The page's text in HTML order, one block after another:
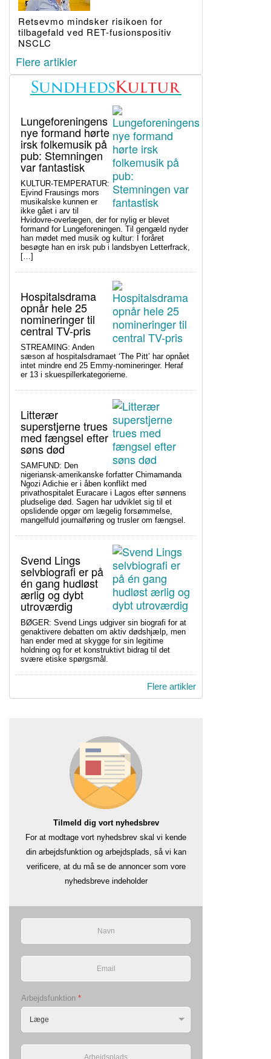
Retsevmo mindsker risikoen for
tilbagefald ved RET-fusionspositiv
NSCLC
Flere artikler
Lungeforeningens
nye formand hørte
irsk folkemusik på
pub: Stemningen
var fantastisk
KULTUR-TEMPERATUR:
Ejvind Frausings mors
musikalske kunnen er
ikke gået i arv til
Hvidovre-overlægen, der for nylig er blevet
formand for Lungeforeningen. Til gengæld nyder
han mødet med musik og kultur: I foråret
besøgte han en irsk pub i landsbyen Letterfrack,
[…]
Hospitalsdrama
opnår hele 25
nomineringer til
central TV-pris
STREAMING: Anden
sæson af hospitalsdramaet ‘The Pitt’ har opnået
intet mindre end 25 Emmy-nomineringer. Heraf
er 13 i skuespillerkategorierne.
Litterær
superstjerne trues
med fængsel efter
søns død
SAMFUND: Den
nigeriansk-amerikanske forfatter Chimamanda
Ngozi Adichie er i åben konflikt med
privathospitalet Euracare i Lagos efter sønnens
pludselige død. Sagen har udviklet sig til et
opslidende opgør om lægelig forsømmelse,
mangelfuld journalføring og trusler om fængsel.
Svend Lings
selvbiografi er på
én gang hudløst
ærlig og dybt
utroværdig
BØGER: Svend Lings udgiver sin biografi for at
genaktivere debatten om aktiv dødshjælp, men
han ender med at skygge for sin legitime
holdning og for et konstruktivt bidrag til det
svære etiske spørgsmål.
Flere artikler
Tilmeld dig vort nyhedsbrev
For at modtage vort nyhedsbrev skal vi kende
din arbejdsfunktion og arbejdsplads, så vi kan
verificere, at du må se de annoncer som vore
nyhedsbreve indeholder
Arbejdsfunktion *